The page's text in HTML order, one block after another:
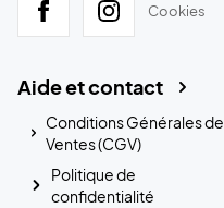
Cookies
Aide et contact
Conditions Générales de
Ventes (CGV)
Politique de
confidentialité